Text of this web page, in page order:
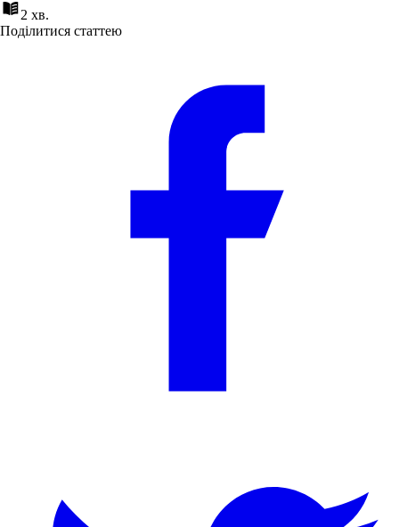
2 хв.
Поділитися статтею